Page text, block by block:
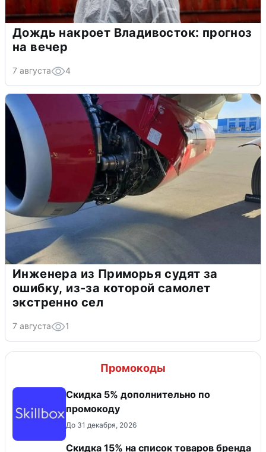
Дождь накроет Владивосток: прогноз
на вечер
7 августа 4
Инженера из Приморья судят за
ошибку, из-за которой самолет
экстренно сел
7 августа 1
Промокоды
Скидка 5% дополнительно по
промокоду
До 31 декабря, 2026
Скидка 15% на список товаров бренда